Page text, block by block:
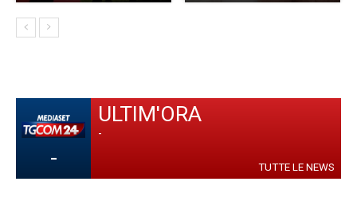
-
ULTIM'ORA
-
TUTTE LE NEWS